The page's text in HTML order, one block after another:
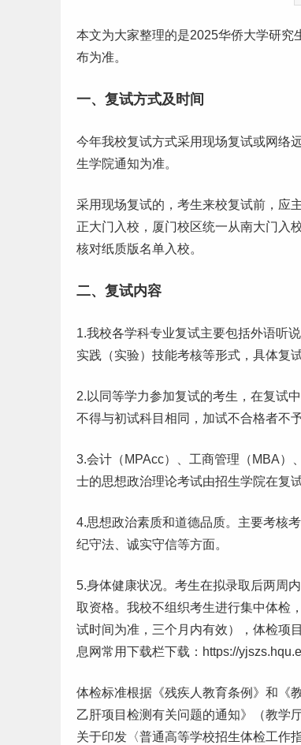
本文为大家整理的是2025华侨大学研究
布为准。
一、复试方式及时间
今年我校复试方式采用现场复试或网络
生学院通知为准。
采用现场复试的，考生来校复试前，应
正大门入校，厦门校区统一从南大门入
核对纸质版名单入校。
二、复试内容
1.我校各学科专业复试主要包括外语听
实践（实验）技能考核等形式，具体复
2.以同等学力参加复试的考生，在复试
不得与初试科目相同，加试不合格者不予
3.会计（MPAcc）、工商管理（MBA）
士的思想政治理论考试由招生学院在复
4.思想政治素质和道德品质。主要考核
纪守法、诚实守信等方面。
5.身体健康状况。考生在拟录取后两周
取资格。我校不组织考生进行集中体检
试时间为准，三个月内有效），体检项
息网常用下载栏下载：https://
体检标准根据《残疾人教育条例》和《
乙肝项目检测有关问题的通知》（教学
关于印发〈普通高等学校招生体检工作